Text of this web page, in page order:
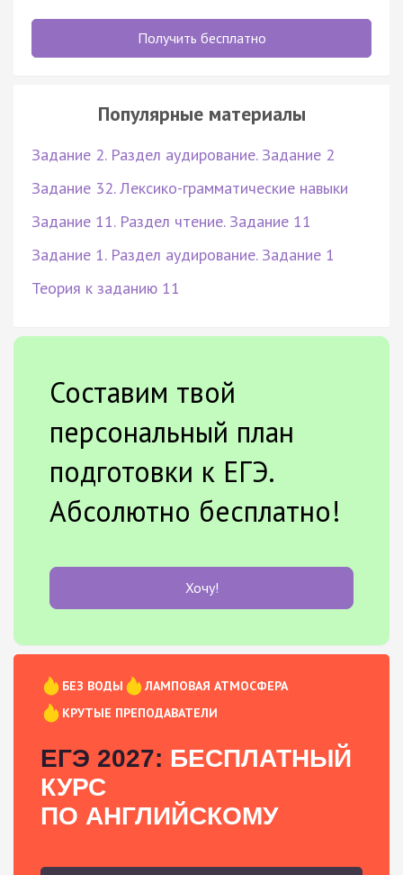
Получить бесплатно
Популярные материалы
Задание 2. Раздел аудирование. Задание 2
Задание 32. Лексико-грамматические навыки
Задание 11. Раздел чтение. Задание 11
Задание 1. Раздел аудирование. Задание 1
Теория к заданию 11
Составим твой
персональный план
подготовки к ЕГЭ.
Абсолютно бесплатно!
Хочу!
БЕЗ ВОДЫ
ЛАМПОВАЯ АТМОСФЕРА
КРУТЫЕ ПРЕПОДАВАТЕЛИ
ЕГЭ 2027: БЕСПЛАТНЫЙ
КУРС
ПО АНГЛИЙСКОМУ